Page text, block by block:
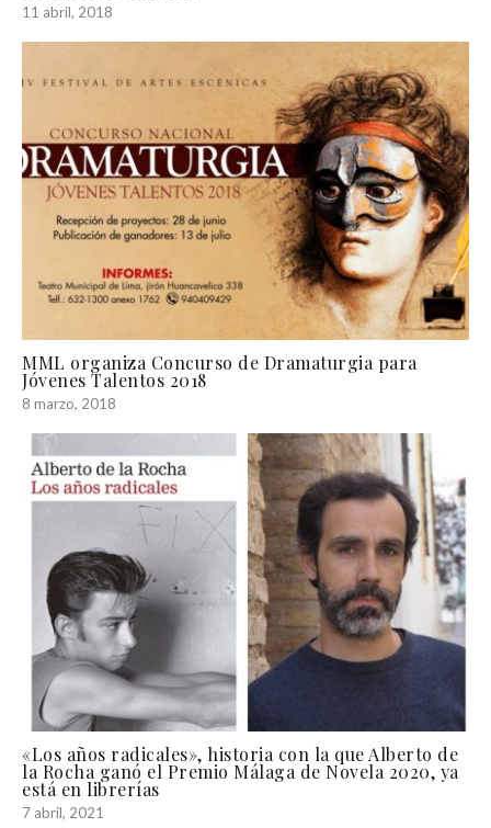
11 abril, 2018
MML organiza Concurso de Dramaturgia para
Jóvenes Talentos 2018
8 marzo, 2018
«Los años radicales», historia con la que Alberto de
la Rocha ganó el Premio Málaga de Novela 2020, ya
está en librerías
7 abril, 2021